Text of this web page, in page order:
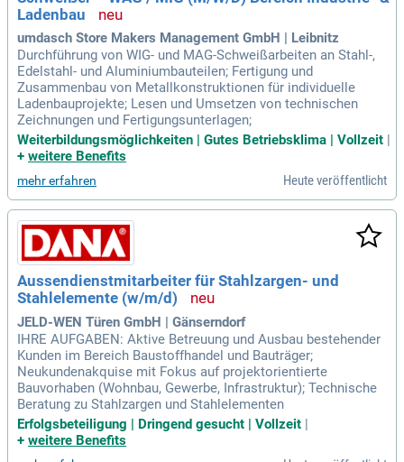
Ladenbau
umdasch Store Makers Management GmbH | Leibnitz
Durchführung von WIG- und MAG-Schweißarbeiten an Stahl-,
Edelstahl- und Aluminiumbauteilen; Fertigung und
Zusammenbau von Metallkonstruktionen für individuelle
Ladenbauprojekte; Lesen und Umsetzen von technischen
Zeichnungen und Fertigungsunterlagen;
Weiterbildungsmöglichkeiten | Gutes Betriebsklima | Vollzeit
+ weitere Benefits
mehr erfahren Heute veröffentlicht
Aussendienstmitarbeiter für Stahlzargen- und
Stahlelemente (w/m/d)
JELD-WEN Türen GmbH | Gänserndorf
IHRE AUFGABEN: Aktive Betreuung und Ausbau bestehender
Kunden im Bereich Baustoffhandel und Bauträger;
Neukundenakquise mit Fokus auf projektorientierte
Bauvorhaben (Wohnbau, Gewerbe, Infrastruktur); Technische
Beratung zu Stahlzargen und Stahlelementen
Erfolgsbeteiligung | Dringend gesucht | Vollzeit |
+ weitere Benefits